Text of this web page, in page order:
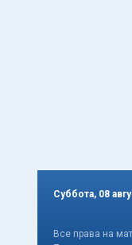
Суббота, 08
Все права на